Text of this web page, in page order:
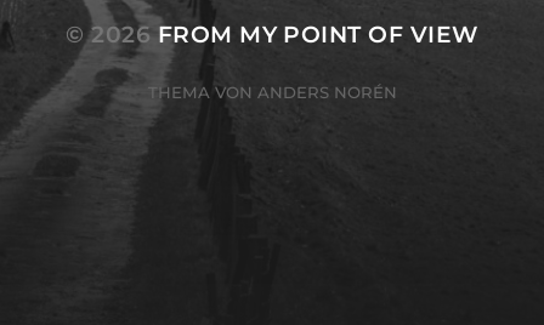
© 2026 FROM MY POINT OF VIEW
THEMA VON ANDERS NORÉN